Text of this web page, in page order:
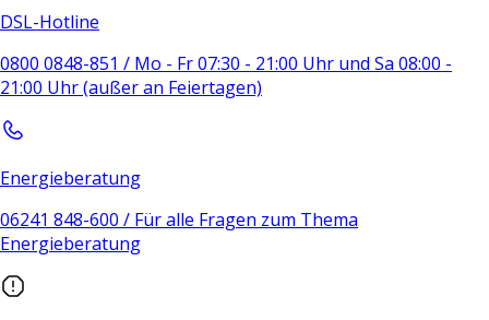
DSL-Hotline
0800 0848-851 / Mo - Fr 07:30 - 21:00 Uhr und Sa 08:00 -
21:00 Uhr (außer an Feiertagen)
Energieberatung
06241 848-600 / Für alle Fragen zum Thema
Energieberatung